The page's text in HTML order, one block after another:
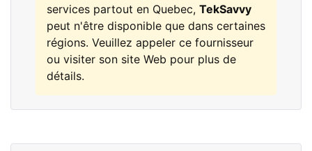
services partout en Quebec, TekSavvy
peut n'être disponible que dans certaines
régions. Veuillez appeler ce fournisseur
ou visiter son site Web pour plus de
détails.